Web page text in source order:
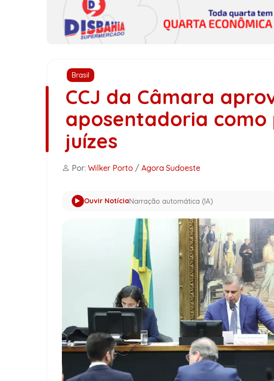
Brasil
CCJ da Câmara
aposentadoria como
juízes
Por: Wilker Porto / Agora Sudoeste
Ouvir NotíciaNarração automática (IA)